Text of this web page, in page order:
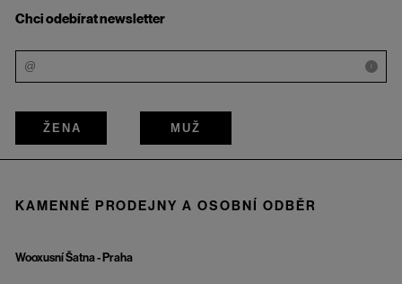
Chci odebírat newsletter
i
ŽENA MUŽ
KAMENNÉ PRODEJNY A OSOBNÍ ODBĚR
Wooxusní Šatna - Praha